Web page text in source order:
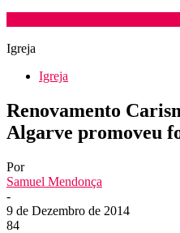
Igreja
Igreja
Renovamento
Algarve promoveu
Por
Samuel Mendonça
-
9 de Dezembro de 2014
84